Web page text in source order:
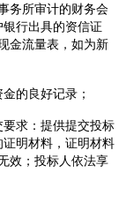
务所审计的财务会
行出具的资信证
现金流量表， 如为新
的良好记录；
求： 提供提交投标
证明材料 ， 证明材料
效 ； 投标人依法享